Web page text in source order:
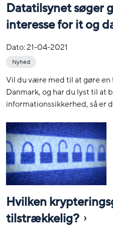
Datatilsynet søger
interesse for it og
Dato:21-04-2021
Nyhed
Vil du være med til at gøre
Danmark, og har du lyst til at
informationssikkerhed, så er
Hvilken
tilstrækkelig?